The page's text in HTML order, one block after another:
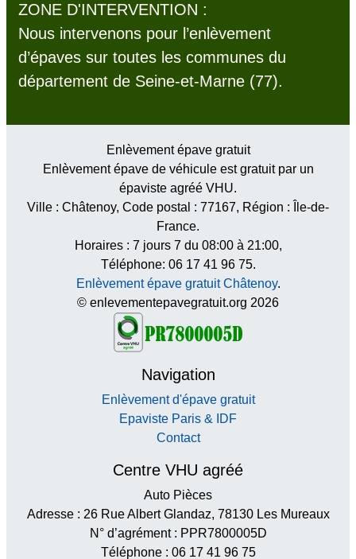
ZONE D'INTERVENTION :
Nous intervenons pour l’enlèvement
d’épaves sur toutes les communes du
département de Seine-et-Marne (77).
Enlèvement épave gratuit
Enlèvement épave de véhicule est gratuit par un
épaviste agréé VHU.
Ville : Châtenoy, Code postal : 77167, Région :
Île-de-
France.
Horaires : 7 jours 7 du 08:00 à 21:00,
Téléphone: 06 17 41 96 75.
Enlèvement épave gratuit Châtenoy.
© enlevementepavegratuit.org 2026
Navigation
Enlèvement d'épave gratuit
Epaviste Paris & IDF
Contact
Centre VHU agréé
Auto Pièces
Adresse : 26 Rue Albert Glandaz, 78130 Les Mureaux
N° d’agrément : PPR7800005D
Téléphone : 06 17 41 96 75